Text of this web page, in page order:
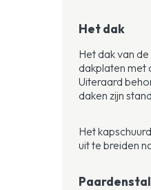
Het dak
Het dak van
dakplaten met
Uiteraard
daken zijn
Het
uit te breiden